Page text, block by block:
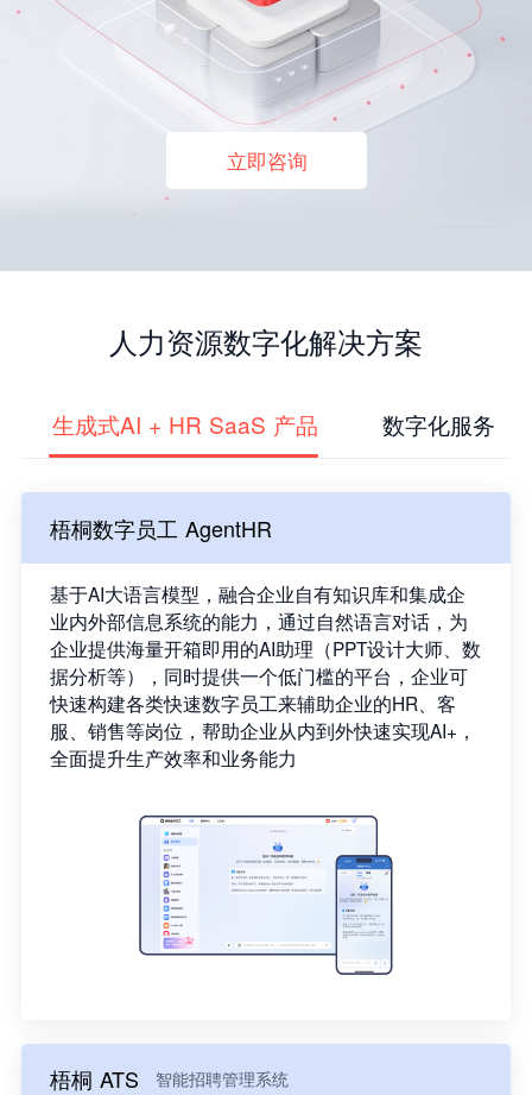
立即咨询
人力资源数字化解决方案
生成式AI + HR SaaS 产品 数字化服务
梧桐数字员工 AgentHR
基于AI大语言模型，融合企业自有知识库和集成企
业内外部信息系统的能力，通过自然语言对话，为
企业提供海量开箱即用的AI助理（PPT设计大师、数
据分析等），同时提供一个低门槛的平台，企业可
快速构建各类快速数字员工来辅助企业的HR、客
服、销售等岗位，帮助企业从内到外快速实现AI+，
全面提升生产效率和业务能力
梧桐 ATS 智能招聘管理系统